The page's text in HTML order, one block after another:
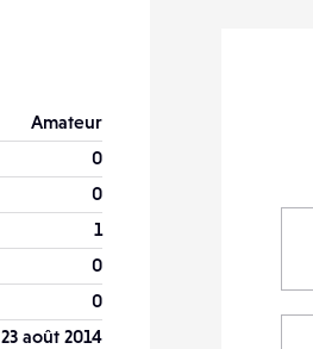
Amateur
0
0
1
0
0
23 août 2014